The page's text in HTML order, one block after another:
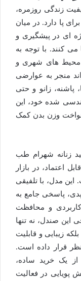
زندگی روزمره،
پا دارد. در میان
ای در پیشگیری و
می کنند. با توجه به
محیط های شهری و
منجر به عوارضی
پاشنه، زانو و حتی
شده خود، این
وزن بدن کمک
زنانه شهرام طب
قابل اعتماد، در بازار
مدل، با تلفیقی
پاسخی جامع به
و محافظت
این صندل، نه تنها
زیبایی و قابلیت
قرار داده است.
یک خرید ساده،
پویایی در فعالیت